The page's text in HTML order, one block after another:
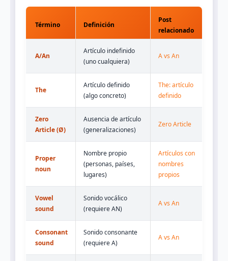
Término Definición
Post
relacionado
A/An
Artículo indefinido
(uno cualquiera)
A vs An
The
Artículo definido
(algo concreto)
The: artículo
definido
Zero
Article (Ø)
Ausencia de artículo
(generalizaciones)
Zero Article
Proper
noun
Nombre propio
(personas, países,
lugares)
Artículos con
nombres
propios
Vowel
sound
Sonido vocálico
(requiere AN)
A vs An
Consonant
sound
Sonido consonante
(requiere A)
A vs An